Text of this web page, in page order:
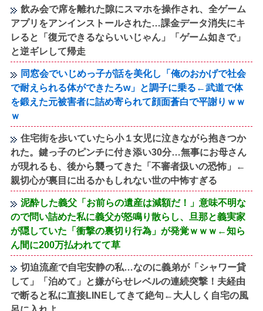
飲み会で席を離れた隙にスマホを操作され、全ゲーム
アプリをアンインストールされた…課金データ消失にキ
レると「復元できるならいいじゃん」「ゲーム如きで」
と逆ギレして帰走
同窓会でいじめっ子が話を美化し「俺のおかげで社会
で耐えられる体ができたろw」と調子に乗る←武道で体
を鍛えた元被害者に詰め寄られて顔面蒼白で平謝りｗｗ
ｗ
住宅街を歩いていたら小１女児に泣きながら抱きつか
れた。鍵っ子のピンチに付き添い30分…無事にお母さん
が現れるも、後から襲ってきた「不審者扱いの恐怖」←
親切心が裏目に出るかもしれない世の中怖すぎる
泥酔した義父「お前らの遺産は減額だ！」意味不明な
ので問い詰めた私に義父が怒鳴り散らし、旦那と義実家
が隠していた「衝撃の裏切り行為」が発覚ｗｗｗ←知ら
ん間に200万払われてて草
切迫流産で自宅安静の私…なのに義弟が「シャワー貸
して」「泊めて」と嫌がらせレベルの連続突撃！夫経由
で断ると私に直接LINEしてきて絶句←大人しく自宅の風